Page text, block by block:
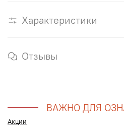
Характеристики
Отзывы
ВАЖНО ДЛЯ
Акции